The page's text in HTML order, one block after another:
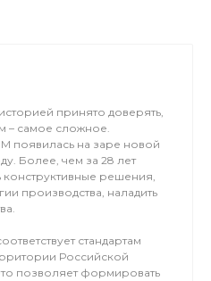
принято доверять,
– самое сложное.
появилась на заре новой
Более, чем за 28 лет
конструктивные решения,
производства, наладить
стандартам
Российской
позволяет формировать